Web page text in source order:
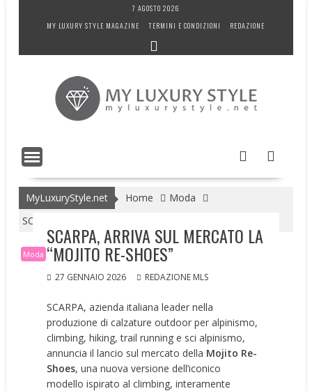
7 AGOSTO 2026
MY LUXURY STYLE MAGAZINE
TERMINI E CONDIZIONI REDAZIONE
MyLuxuryStyle.net Home
Moda
SCARPA, ARRIVA SUL MERCATO LA “MOJITO RE-SHOES”
Moda
SCARPA, ARRIVA SUL MERCATO LA
“MOJITO RE-SHOES”
27 GENNAIO 2026 REDAZIONE MLS
SCARPA, azienda italiana leader nella
produzione di calzature outdoor per alpinismo,
climbing, hiking, trail running e sci alpinismo,
annuncia il lancio sul mercato della Mojito Re-
Shoes, una nuova versione dell’iconico
modello ispirato al climbing, interamente